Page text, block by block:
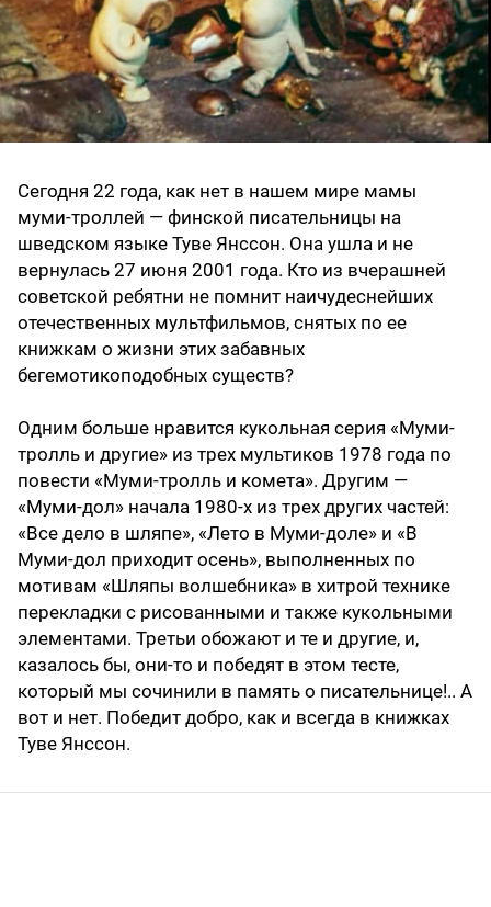
Сегодня 22 года, как нет в нашем мире мамы
муми-троллей — финской писательницы на
шведском языке Туве Янссон. Она ушла и не
вернулась 27 июня 2001 года. Кто из вчерашней
советской ребятни не помнит наичудеснейших
отечественных мультфильмов, снятых по ее
книжкам о жизни этих забавных
бегемотикоподобных существ?
Одним больше нравится кукольная серия «Муми-
тролль и другие» из трех мультиков 1978 года по
повести «Муми-тролль и комета». Другим —
«Муми-дол» начала 1980-х из трех других частей:
«Все дело в шляпе», «Лето в Муми-доле» и «В
Муми-дол приходит осень», выполненных по
мотивам «Шляпы волшебника» в хитрой технике
перекладки с рисованными и также кукольными
элементами. Третьи обожают и те и другие, и,
казалось бы, они-то и победят в этом тесте,
который мы сочинили в память о писательнице!.. А
вот и нет. Победит добро, как и всегда в книжках
Туве Янссон.